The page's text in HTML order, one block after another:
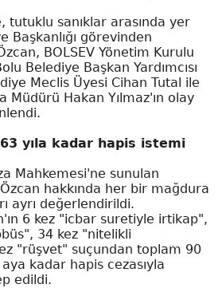
tutuklu sanıklar arasında yer
Başkanlığı görevinden
BOLSEV Yönetim Kurulu
Belediye Başkan Yardımcısı
Meclis Üyesi Cihan Tutal ile
Müdürü Hakan Yılmaz'ın olay
yıla kadar hapis istemi
Mahkemesi'ne sunulan
hakkında her bir mağdura
ayrı değerlendirildi.
6 kez "icbar suretiyle irtikap",
34 kez "nitelikli
"rüşvet" suçundan toplam 90
kadar hapis cezasıyla
edildi.